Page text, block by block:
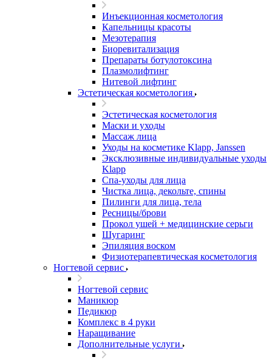
Инъекционная косметология
Капельницы красоты
Мезотерапия
Биоревитализация
Препараты ботулотоксина
Плазмолифтинг
Нитевой лифтинг
Эстетическая косметология
Эстетическая косметология
Маски и уходы
Массаж лица
Уходы на косметике Klapp, Janssen
Эксклюзивные индивидуальные уходы
Klapp
Спа-уходы для лица
Чистка лица, декольте, спины
Пилинги для лица, тела
Ресницы/брови
Прокол ушей + медицинские серьги
Шугаринг
Эпиляция воском
Физиотерапевтическая косметология
Ногтевой сервис
Ногтевой сервис
Маникюр
Педикюр
Комплекс в 4 руки
Наращивание
Дополнительные услуги